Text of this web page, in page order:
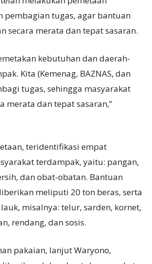
pembagian tugas, agar bantuan
secara merata dan tepat sasaran.
kebutuhan dan daerah-
Kita (Kemenag, BAZNAS, dan
tugas, sehingga masyarakat
merata dan tepat sasaran,”
teridentifikasi empat
terdampak, yaitu: pangan,
dan obat-obatan. Bantuan
meliputi 20 ton beras, serta
misalnya: telur, sarden, kornet,
rendang, dan sosis.
pakaian, lanjut Waryono,